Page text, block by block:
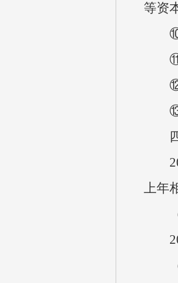
等资
⑩对
⑪资
⑫资
⑬对
四
上年
（
（